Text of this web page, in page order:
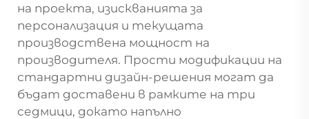
на проекта, изискванията за
персонализация и текущата
производствена мощност на
производителя. Прости модификации на
стандартни дизайн-решения могат да
бъдат доставени в рамките на три
седмици, докато напълно